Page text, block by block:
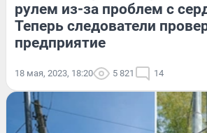
рулем из-за проблем с
Теперь следователи
предприятие
18 мая, 2023, 18:20 5 821 14